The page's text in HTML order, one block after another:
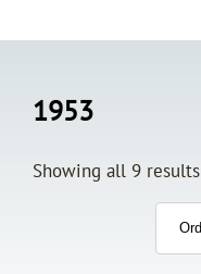
1953
Showing all 9 results